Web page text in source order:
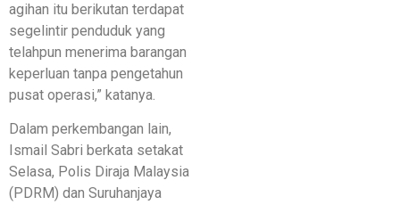
agihan itu berikutan terdapat
segelintir penduduk yang
telahpun menerima barangan
keperluan tanpa pengetahun
pusat operasi,” katanya.
Dalam perkembangan lain,
Ismail Sabri berkata setakat
Selasa, Polis Diraja Malaysia
(PDRM) dan Suruhanjaya